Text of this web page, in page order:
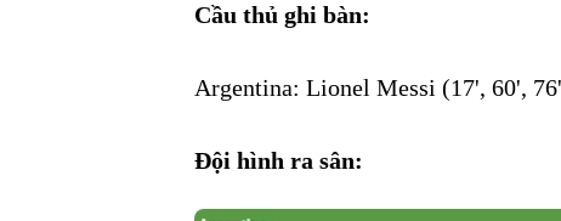
Cầu thủ ghi bàn:
Argentina: Lionel Messi (17', 60',
Đội hình ra sân: